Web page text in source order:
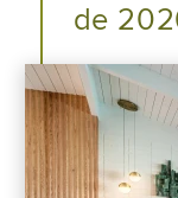
de